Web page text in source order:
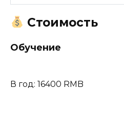
Стоимость
Обучение
В год: 16400 RMB